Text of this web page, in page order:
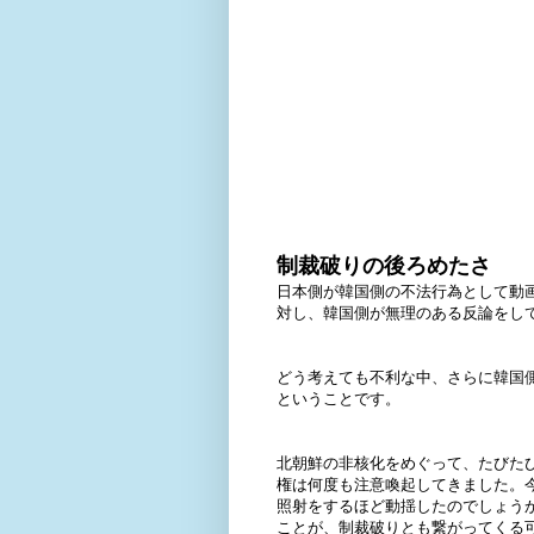
制裁破りの後ろめたさ
日本側が韓国側の不法行為として
対し、韓国側が無理のある反論をし
どう考えても不利な中、さらに韓
ということです。
北朝鮮の非核化をめぐって、たびた
権は何度も注意喚起してきました。
照射をするほど動揺したのでしょう
ことが、制裁破りとも繋がってく